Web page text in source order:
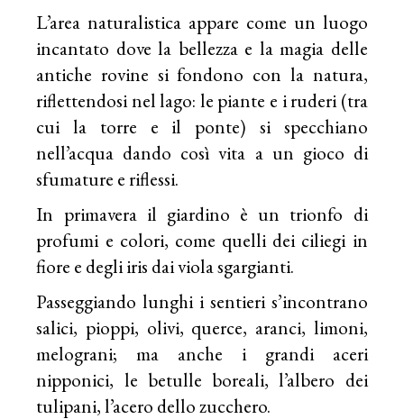
L’area naturalistica appare come un luogo
incantato dove la bellezza e la magia delle
antiche rovine si fondono con la natura,
riflettendosi nel lago: le piante e i ruderi (tra
cui la torre e il ponte) si specchiano
nell’acqua dando così vita a un gioco di
sfumature e riflessi.
In primavera il giardino è un trionfo di
profumi e colori, come quelli dei ciliegi in
fiore e degli iris dai viola sgargianti.
Passeggiando lunghi i sentieri s’incontrano
salici, pioppi, olivi, querce, aranci, limoni,
melograni; ma anche i grandi aceri
nipponici, le betulle boreali, l’albero dei
tulipani, l’acero dello zucchero.